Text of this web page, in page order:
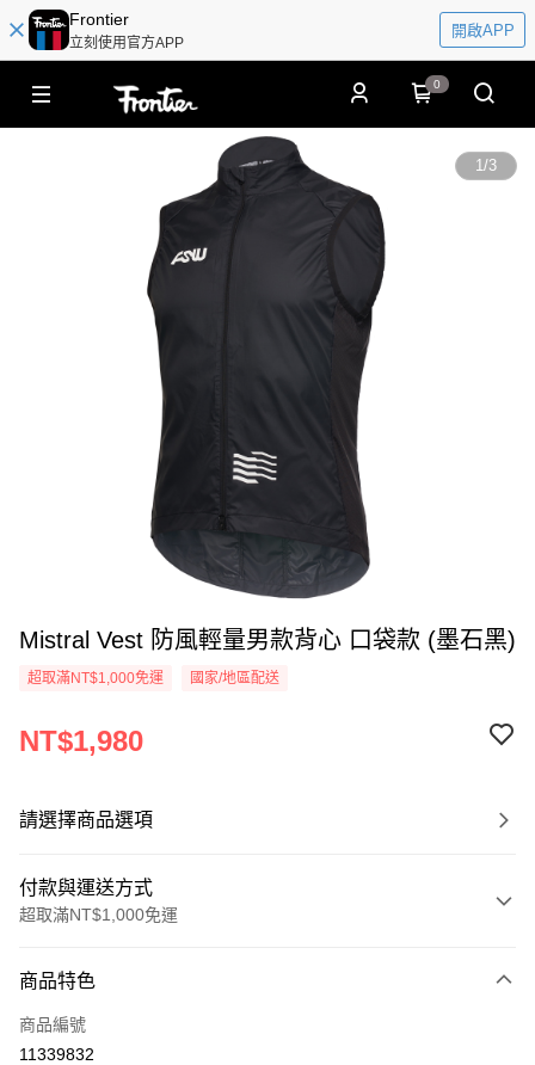
Frontier
立刻使用官方APP
開啟APP
0
1/3
Mistral Vest 防風輕量男款背心 口袋款 (墨石黑)
超取滿NT$1,000免運 國家/地區配送
NT$1,980
請選擇商品選項
付款與運送方式
超取滿NT$1,000免運
信用卡一次付款
LINE Pay
商品特色
商品編號
11339832